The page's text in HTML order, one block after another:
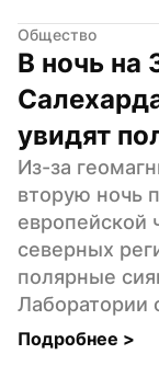
Общество
В ночь на
увидят
Из-за
вторую ночь
европейской
северных
полярные
Лаборатории
Подробнее >